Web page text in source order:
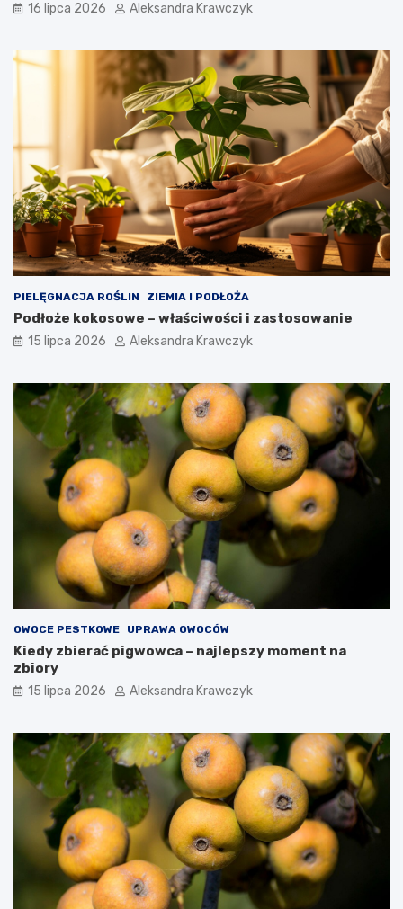
16 lipca 2026 Aleksandra Krawczyk
PIELĘGNACJA ROŚLIN ZIEMIA I PODŁOŻA
Podłoże kokosowe – właściwości i zastosowanie
15 lipca 2026 Aleksandra Krawczyk
OWOCE PESTKOWE UPRAWA OWOCÓW
Kiedy zbierać pigwowca – najlepszy moment na
zbiory
15 lipca 2026 Aleksandra Krawczyk